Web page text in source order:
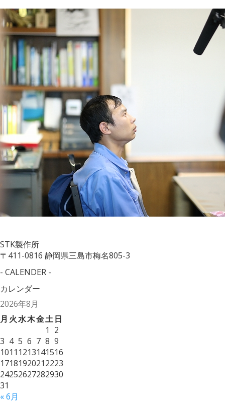
STK製作所
〒411-0816 静岡県三島市梅名805-3
- CALENDER -
カレンダー
2026年8月
月 火水木金土日
« 6月
1 2
3 4 5 6 7 8 9
1011 1213141516
17181920212223
24252627282930
31